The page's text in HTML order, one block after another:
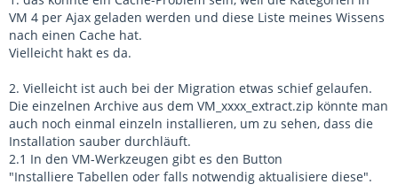
VM 4 per Ajax geladen werden und diese Liste meines Wissens
nach einen Cache hat.
Vielleicht hakt es da.
2. Vielleicht ist auch bei der Migration etwas schief gelaufen.
Die einzelnen Archive aus dem VM_xxxx_extract.zip könnte man
auch noch einmal einzeln installieren, um zu sehen, dass die
Installation sauber durchläuft.
2.1 In den VM-Werkzeugen gibt es den Button
"Installiere Tabellen oder falls notwendig aktualisiere diese".